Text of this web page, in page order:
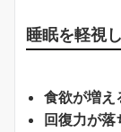
睡眠を軽視
食欲が増え
回復力が落